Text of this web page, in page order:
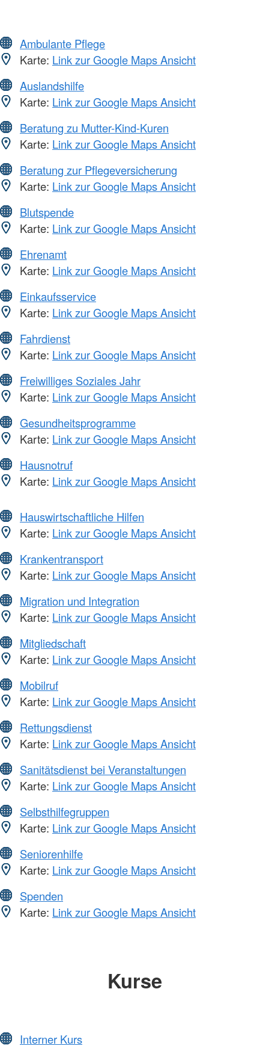
Ambulante Pflege
Karte: Link zur Google Maps Ansicht
Auslandshilfe
Karte: Link zur Google Maps Ansicht
Beratung zu Mutter-Kind-Kuren
Karte: Link zur Google Maps Ansicht
Beratung zur Pflegeversicherung
Karte: Link zur Google Maps Ansicht
Blutspende
Karte: Link zur Google Maps Ansicht
Ehrenamt
Karte: Link zur Google Maps Ansicht
Einkaufsservice
Karte: Link zur Google Maps Ansicht
Fahrdienst
Karte: Link zur Google Maps Ansicht
Freiwilliges Soziales Jahr
Karte: Link zur Google Maps Ansicht
Gesundheitsprogramme
Karte: Link zur Google Maps Ansicht
Hausnotruf
Karte: Link zur Google Maps Ansicht
Hauswirtschaftliche Hilfen
Karte: Link zur Google Maps Ansicht
Krankentransport
Karte: Link zur Google Maps Ansicht
Migration und Integration
Karte: Link zur Google Maps Ansicht
Mitgliedschaft
Karte: Link zur Google Maps Ansicht
Mobilruf
Karte: Link zur Google Maps Ansicht
Rettungsdienst
Karte: Link zur Google Maps Ansicht
Sanitätsdienst bei Veranstaltungen
Karte: Link zur Google Maps Ansicht
Selbsthilfegruppen
Karte: Link zur Google Maps Ansicht
Seniorenhilfe
Karte: Link zur Google Maps Ansicht
Spenden
Karte: Link zur Google Maps Ansicht
Kurse
Interner Kurs